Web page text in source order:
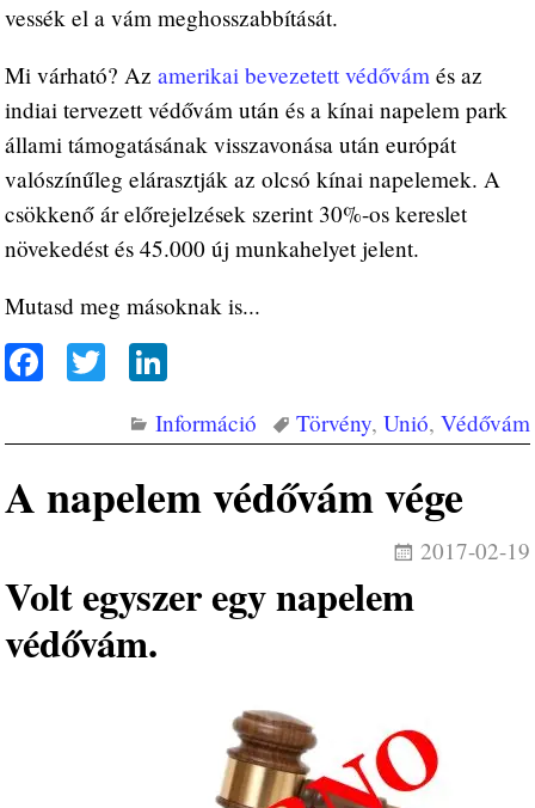
vessék el a vám meghosszabbítását.
Mi várható? Azamerikai bevezetett védővám és az
indiai tervezett védővám után és a kínai napelem park
állami támogatásának visszavonása után európát
valószínűleg elárasztják az olcsó kínai napelemek. A
csökkenő ár előrejelzések szerint 30%-os kereslet
növekedést és 45.000 új munkahelyet jelent.
Mutasd meg másoknak is...
Fa
bo
T
tte ed
Információ Törvény, Unió, Védővám
A napelem védővám vége
2017-02-19
Volt egyszer egy napelem
védővám.